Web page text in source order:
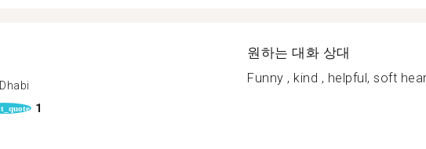
1
원하는 대화 상대
Funny , kind , helpful, soft